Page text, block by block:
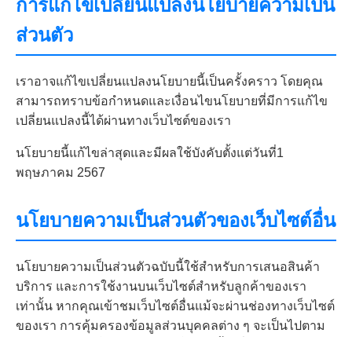
การแก้ไขเปลี่ยนแปลงนโยบายความเป็น
ส่วนตัว
เราอาจแก้ไขเปลี่ยนแปลงนโยบายนี้เป็นครั้งคราว โดยคุณ
สามารถทราบข้อกำหนดและเงื่อนไขนโยบายที่มีการแก้ไข
เปลี่ยนแปลงนี้ได้ผ่านทางเว็บไซต์ของเรา
นโยบายนี้แก้ไขล่าสุดและมีผลใช้บังคับตั้งแต่วันที่1
พฤษภาคม 2567
นโยบายความเป็นส่วนตัวของเว็บไซต์อื่น
นโยบายความเป็นส่วนตัวฉบับนี้ใช้สำหรับการเสนอสินค้า
บริการ และการใช้งานบนเว็บไซต์สำหรับลูกค้าของเรา
เท่านั้น หากคุณเข้าชมเว็บไซต์อื่นแม้จะผ่านช่องทางเว็บไซต์
ของเรา การคุ้มครองข้อมูลส่วนบุคคลต่าง ๆ จะเป็นไปตาม